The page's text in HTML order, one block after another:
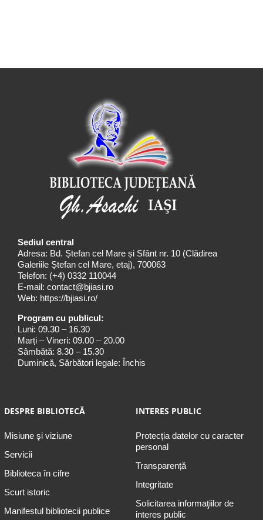
Sediul central
Adresa: Bd. Ștefan cel Mare și Sfânt nr. 10 (Clădirea
Galeriile Ștefan cel Mare, etaj), 700063
Telefon: (+4) 0332 110044
E-mail: contact@bjiasi.ro
Web: https://bjiasi.ro/
Program cu publicul:
Luni: 09.30 – 16.30
Marți – Vineri: 09.00 – 20.00
Sâmbătă: 8.30 – 15.30
Duminică, Sărbători legale: Închis
DESPRE BIBLIOTECĂ
Misiune şi viziune
Servicii
Biblioteca în cifre
Scurt istoric
Manifestul bibliotecii publice
INTERES PUBLIC
Protecția datelor cu caracter
personal
Transparență
Integritate
Solicitarea informaţiilor de
interes public